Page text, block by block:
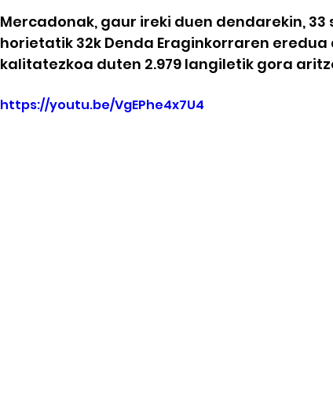
Mercadonak, gaur ireki duen dendarekin,
horietatik 32k Denda Eraginkorraren
kalitatezkoa duten 2.979 langiletik gora
https://youtu.be/VgEPhe4x7U4